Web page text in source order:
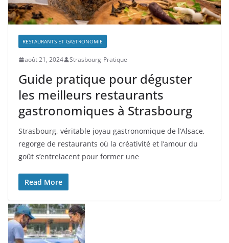
RESTAURANTS ET GASTRONOMIE
août 21, 2024 Strasbourg-Pratique
Guide pratique pour déguster
les meilleurs restaurants
gastronomiques à Strasbourg
Strasbourg, véritable joyau gastronomique de l’Alsace,
regorge de restaurants où la créativité et l’amour du
goût s’entrelacent pour former une
Read More